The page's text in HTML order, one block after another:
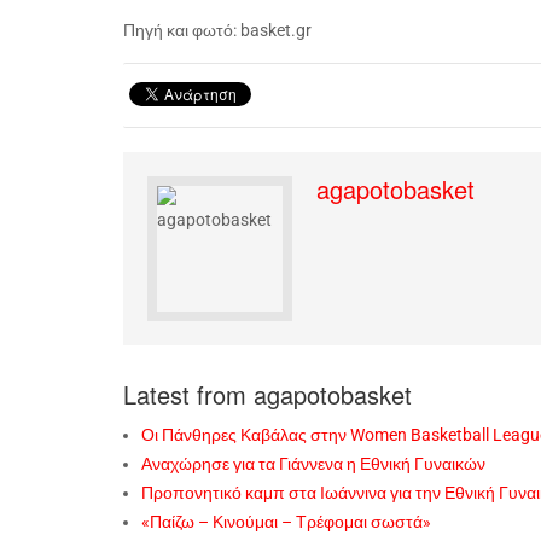
Πηγή και φωτό: basket.gr
agapotobasket
Latest from agapotobasket
Οι Πάνθηρες Καβάλας στην Women Basketball
Αναχώρησε για τα Γιάννενα η Εθνική Γυναικών
Προπονητικό καμπ στα Ιωάννινα για την Εθνική
«Παίζω – Κινούμαι – Τρέφομαι σωστά»